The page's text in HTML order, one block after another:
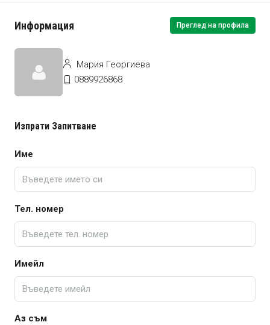
Информация Преглед на профила
Мария Георгиева
0889926868
Изпрати Запитване
Име
Тел. номер
Имейл
Аз съм